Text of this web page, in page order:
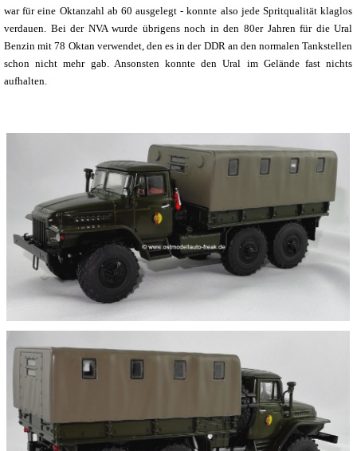
war für eine Oktanzahl ab 60 ausgelegt - konnte also jede Spritqualität klaglos
verdauen. Bei der NVA wurde übrigens noch in den 80er Jahren für die Ural
Benzin mit 78 Oktan verwendet, den es in der DDR an den normalen Tankstellen
schon nicht mehr gab. Ansonsten konnte den Ural im Gelände fast nichts
aufhalten.